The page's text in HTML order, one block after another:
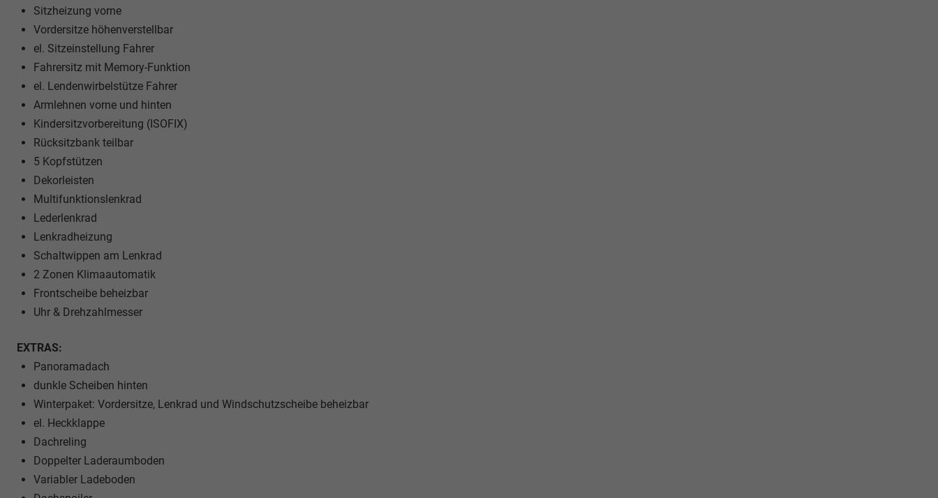
Sitzheizung vorne
Vordersitze höhenverstellbar
el. Sitzeinstellung Fahrer
Fahrersitz mit Memory-Funktion
el. Lendenwirbelstütze Fahrer
Armlehnen vorne und hinten
Kindersitzvorbereitung (ISOFIX)
Rücksitzbank teilbar
5 Kopfstützen
Dekorleisten
Multifunktionslenkrad
Lederlenkrad
Lenkradheizung
Schaltwippen am Lenkrad
2 Zonen Klimaautomatik
Frontscheibe beheizbar
Uhr & Drehzahlmesser
EXTRAS:
Panoramadach
dunkle Scheiben hinten
Winterpaket: Vordersitze, Lenkrad und Windschutzscheibe beheizbar
el. Heckklappe
Dachreling
Doppelter Laderaumboden
Variabler Ladeboden